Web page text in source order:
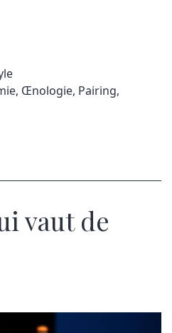
, Œnologie, Pairing,
vaut de